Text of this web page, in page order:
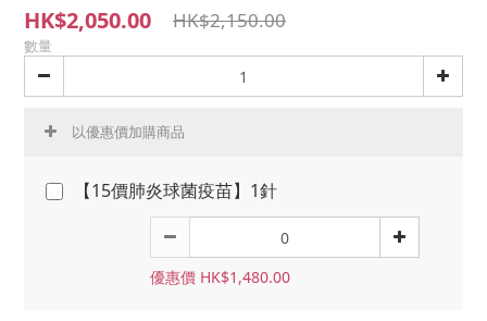
HK$2,050.00 HK$2,150.00
數量
以優惠價加購商品
【15價肺炎球菌疫苗】1針
優惠價 HK$1,480.00